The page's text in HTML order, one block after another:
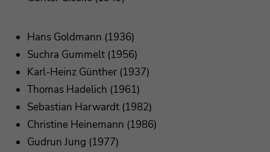
Hans Goldmann (1936)
Suchra Gummelt (1956)
Karl-Heinz Günther (1937)
Thomas Hadelich (1961)
Sebastian Harwardt (1982)
Christine Heinemann (1986)
Gudrun Jung (1977)